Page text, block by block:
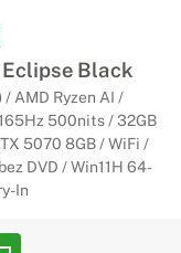
Eclipse Black
/ AMD Ryzen AI /
500nits / 32GB
5070 8GB / WiFi /
DVD / Win11H 64-
In